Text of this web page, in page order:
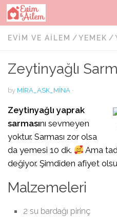
Skip to content
EVIM VE AILEM /YEMEK /
Zeytinyağlı
by MIRA_ASK_MINA ·
Zeytinyağlı yaprak
sarmasını sevmeyen
yoktur. Sarması zor olsa
da yemesi 10 dk.
Ama
değiyor. Şimdiden afiyet
Malzemeleri
2 su bardağı pirinç